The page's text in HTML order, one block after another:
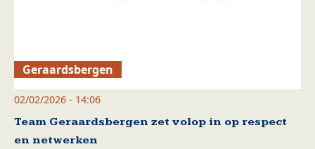
Geraardsbergen
02/02/2026 - 14:06
Team Geraardsbergen zet volop in op respect
en netwerken